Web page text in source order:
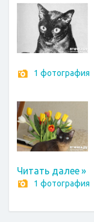
1 фотография
Читать далее»
1 фотография